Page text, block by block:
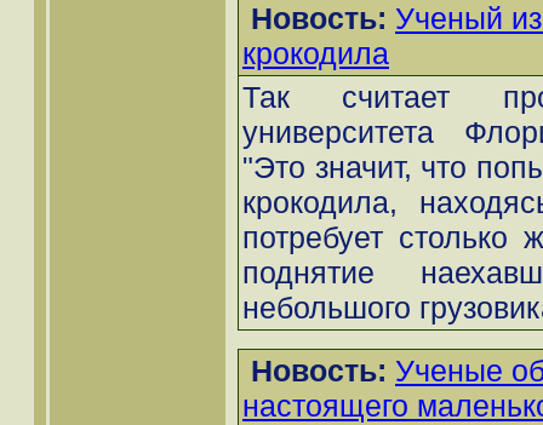
Новость: Ученый
крокодила
Так считает
университета
"Это значит, что
крокодила,
потребует столько
поднятие
небольшого
Новость: Ученые
настоящего